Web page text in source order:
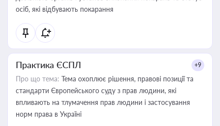
осіб, які відбувають покарання
Практика ЄСПЛ +9
Про що тема: Тема охоплює рішення, правові позиції та
стандарти Європейського суду з прав людини, які
впливають на тлумачення прав людини і застосування
норм права в Україні